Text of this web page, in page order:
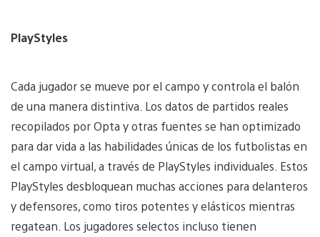
PlayStyles
Cada jugador se mueve por el campo y controla el balón
de una manera distintiva. Los datos de partidos reales
recopilados por Opta y otras fuentes se han optimizado
para dar vida a las habilidades únicas de los futbolistas en
el campo virtual, a través de PlayStyles individuales. Estos
PlayStyles desbloquean muchas acciones para delanteros
y defensores, como tiros potentes y elásticos mientras
regatean. Los jugadores selectos incluso tienen